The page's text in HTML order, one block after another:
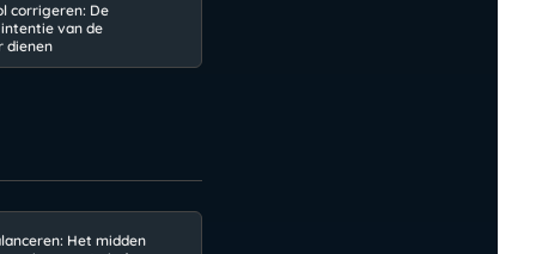
corrigeren: De
van de
dienen
Het midden